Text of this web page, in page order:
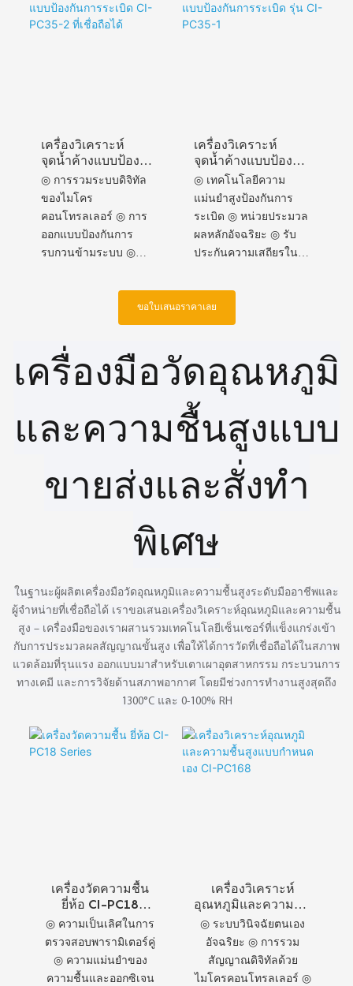
อุณหภูมิสูง
เสถียรที่เหนือกว่า ◎ช่วง
เวลาการสอบเทียบที่
เครื่องวิเคราะห์
จุดน้ำค้างแบบป้องกัน
การระเบิด CI-PC35-
2 ที่เชื่อถือได้
◎ การรวมระบบดิจิทัล
ของไมโคร
คอนโทรลเลอร์ ◎ การ
ออกแบบป้องกันการ
รบกวนข้ามระบบ ◎
วิศวกรรมระดับมืออาชีพ
◎ ความเสถียรในการ
ประมวลผลดิจิทัล
เครื่องวิเคราะห์
จุดน้ำค้างแบบป้องกัน
การระเบิด รุ่น CI-
PC35-1
◎ เทคโนโลยีความ
แม่นยำสูงป้องกันการ
ระเบิด ◎ หน่วยประมวล
ผลหลักอัจฉริยะ ◎ รับ
ประกันความเสถียรใน
ประสิทธิภาพความน่า
เชื่อถือสูง ◎ ความ
แม่นยำแบบคาปาซิทีฟ
สอบเทียบที่ยาวนานขึ้น
ขอใบเสนอราคาเลย
เครื่องมือวัดอุณหภูมิ
และความชื้นสูงแบบ
ขายส่งและสั่งทำ
พิเศษ
ในฐานะผู้ผลิตเครื่องมือวัดอุณหภูมิและความชื้นสูงระดับมืออาชีพและ
ผู้จำหน่ายที่เชื่อถือได้ เราขอเสนอเครื่องวิเคราะห์อุณหภูมิและความชื้น
สูง – เครื่องมือของเราผสานรวมเทคโนโลยีเซ็นเซอร์ที่แข็งแกร่งเข้า
กับการประมวลผลสัญญาณขั้นสูง เพื่อให้ได้การวัดที่เชื่อถือได้ในสภาพ
แวดล้อมที่รุนแรง ออกแบบมาสำหรับเตาเผาอุตสาหกรรม กระบวนการ
ทางเคมี และการวิจัยด้านสภาพอากาศ โดยมีช่วงการทำงานสูงสุดถึง
1300°C และ 0-100% RH
เครื่องวัดความชื้น
ยี่ห้อ CI-PC18
Series
◎ ความเป็นเลิศในการ
ตรวจสอบพารามิเตอร์คู่
◎ ความแม่นยำของ
ความชื้นและออกซิเจน
เครื่องวิเคราะห์
อุณหภูมิและความชื้น
สูงแบบกำหนดเอง
CI-PC168
◎ ระบบวินิจฉัยตนเอง
อัจฉริยะ ◎ การรวม
สัญญาณดิจิทัลด้วย
ไมโครคอนโทรลเลอร์ ◎